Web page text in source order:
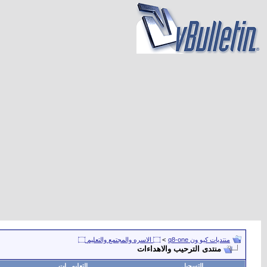
منتديات كيو ون q8-one >۝ الاسره والمجتمع والتعليم ۝
منتدى الترحيب والاهداءات